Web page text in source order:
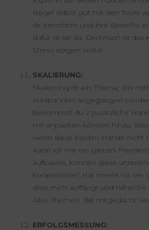
Regel selbst gut mit den Tools
dir einrichten und ihre Benefits
dafür ist sie da. Demnach ist das
Stress sorgen sollte!
SKALIERUNG:
Skalierung ist ein Thema, das
entspannter angegangen
bekommst du 2 zusätzliche
mit anpacken können hinzu. Was
wenn diese beiden Hände nicht
Kann ich mir ein ganzes
aufbauen, können diese
kooperieren? Hat meine VA ein
dass mich auffängt und
Alles Themen, die mitgedacht
ERFOLGSMESSUNG: